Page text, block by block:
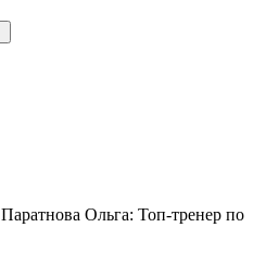
Паратнова Ольга: Топ-тренер по